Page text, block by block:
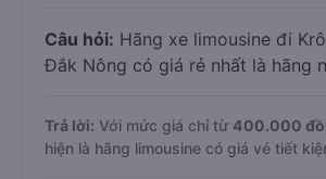
Câu hỏi: Hãng xe limousine đi
Đắk Nông có giá rẻ nhất là hãng
Trả lời: Với mức giá chỉ từ 400.000
hiện là hãng limousine có giá vé tiết